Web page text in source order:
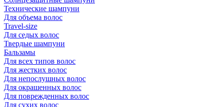
Технические шампуни
Для объема волос
Travel-size
Для седых волос
Твердые шампуни
Бальзамы
Для всех типов волос
Для жестких волос
Для непослушных волос
Для окрашенных волос
Для поврежденных волос
Для сухих волос